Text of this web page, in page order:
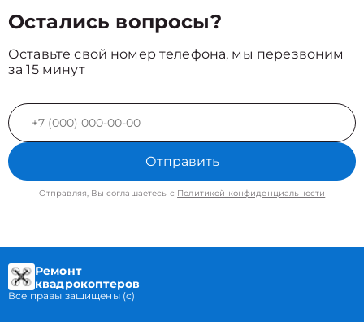
Остались вопросы?
Оставьте свой номер телефона, мы перезвоним
за 15 минут
Отправить
Отправляя, Вы соглашаетесь с Политикой конфиденциальности
Ремонт
квадрокоптеров
Все правы защищены (с)